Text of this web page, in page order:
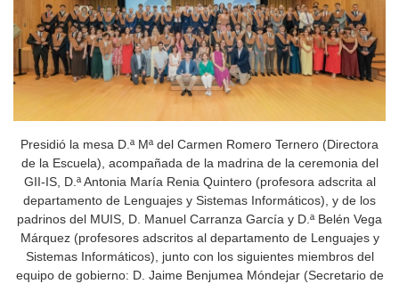
Presidió la mesa D.ª Mª del Carmen Romero Ternero (Directora
de la Escuela), acompañada de la madrina de la ceremonia del
GII-IS, D.ª Antonia María Renia Quintero (profesora adscrita al
departamento de Lenguajes y Sistemas Informáticos), y de los
padrinos del MUIS, D. Manuel Carranza García y D.ª Belén Vega
Márquez (profesores adscritos al departamento de Lenguajes y
Sistemas Informáticos), junto con los siguientes miembros del
equipo de gobierno: D. Jaime Benjumea Móndejar (Secretario de